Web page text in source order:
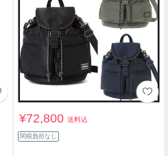
¥72,800送料込
関税負担なし